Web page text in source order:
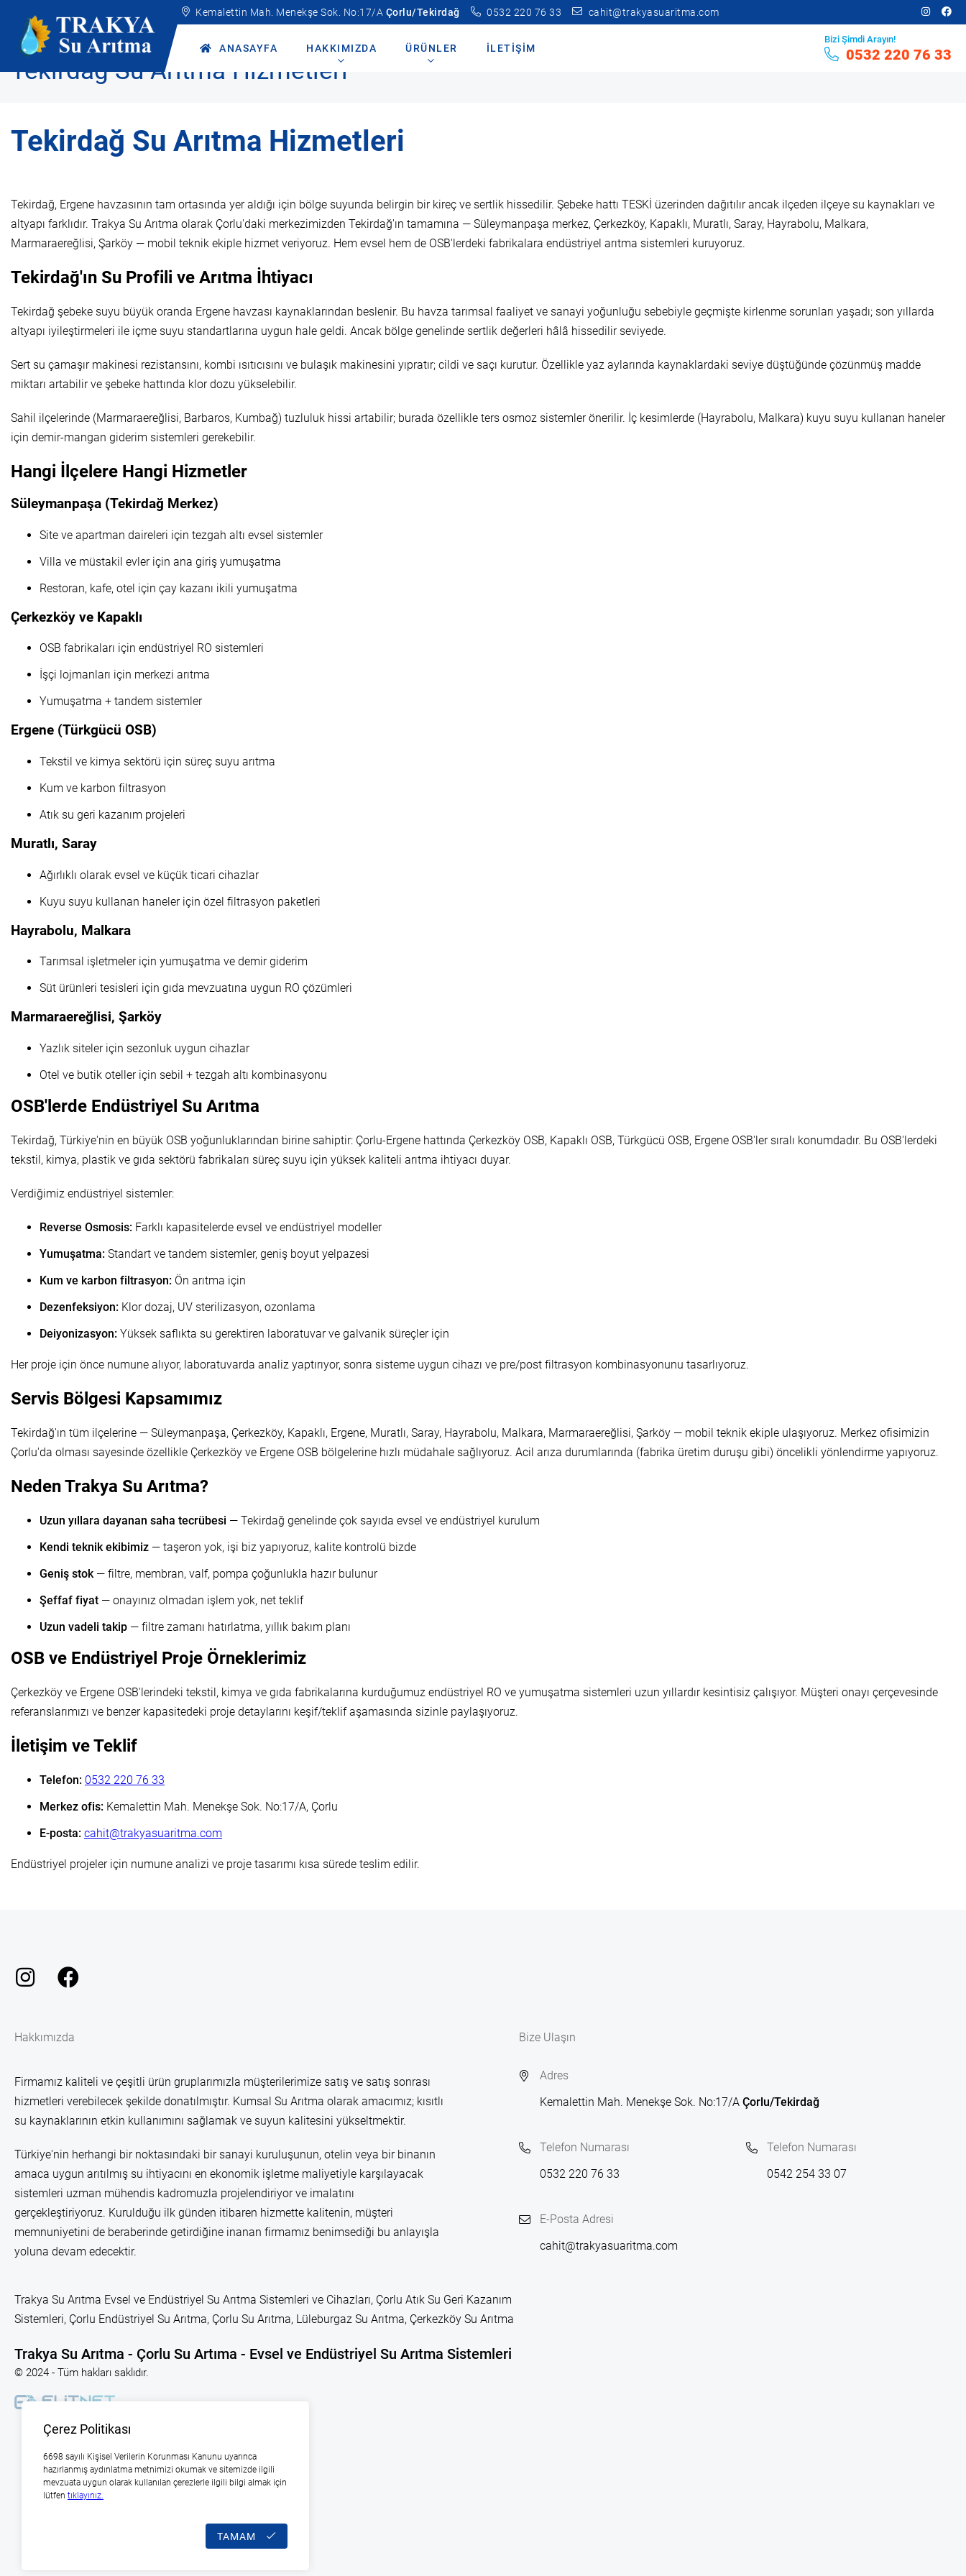
Kemalettin Mah. Menekşe Sok. No:17/A Çorlu/Tekirdağ 0532 220 76 33 cahit@trakyasuaritma.com
ANASAYFA HAKKIMIZDA ÜRÜNLER İLETIŞIM
Bizi Şimdi Arayın!
0532 220 76 33
Anasayfa Hakkımızda Tekirdağ Su Arıtma Hizmetleri
Tekirdağ Su Arıtma Hizmetleri
Tekirdağ Su Arıtma Hizmetleri
Tekirdağ, Ergene havzasının tam ortasında yer aldığı için bölge suyunda belirgin bir kireç ve sertlik hissedilir. Şebeke hattı TESKİ üzerinden dağıtılır ancak ilçeden ilçeye su kaynakları ve
altyapı farklıdır. Trakya Su Arıtma olarak Çorlu'daki merkezimizden Tekirdağ'ın tamamına — Süleymanpaşa merkez, Çerkezköy, Kapaklı, Muratlı, Saray, Hayrabolu, Malkara,
Marmaraereğlisi, Şarköy — mobil teknik ekiple hizmet veriyoruz. Hem evsel hem de OSB'lerdeki fabrikalara endüstriyel arıtma sistemleri kuruyoruz.
Tekirdağ'ın Su Profili ve Arıtma İhtiyacı
Tekirdağ şebeke suyu büyük oranda Ergene havzası kaynaklarından beslenir. Bu havza tarımsal faaliyet ve sanayi yoğunluğu sebebiyle geçmişte kirlenme sorunları yaşadı; son yıllarda
altyapı iyileştirmeleri ile içme suyu standartlarına uygun hale geldi. Ancak bölge genelinde sertlik değerleri hâlâ hissedilir seviyede.
Sert su çamaşır makinesi rezistansını, kombi ısıtıcısını ve bulaşık makinesini yıpratır; cildi ve saçı kurutur. Özellikle yaz aylarında kaynaklardaki seviye düştüğünde çözünmüş madde
miktarı artabilir ve şebeke hattında klor dozu yükselebilir.
Sahil ilçelerinde (Marmaraereğlisi, Barbaros, Kumbağ) tuzluluk hissi artabilir; burada özellikle ters osmoz sistemler önerilir. İç kesimlerde (Hayrabolu, Malkara) kuyu suyu kullanan haneler
için demir-mangan giderim sistemleri gerekebilir.
Hangi İlçelere Hangi Hizmetler
Süleymanpaşa (Tekirdağ Merkez)
Site ve apartman daireleri için tezgah altı evsel sistemler
Villa ve müstakil evler için ana giriş yumuşatma
Restoran, kafe, otel için çay kazanı ikili yumuşatma
Çerkezköy ve Kapaklı
OSB fabrikaları için endüstriyel RO sistemleri
İşçi lojmanları için merkezi arıtma
Yumuşatma + tandem sistemler
Ergene (Türkgücü OSB)
Tekstil ve kimya sektörü için süreç suyu arıtma
Kum ve karbon filtrasyon
Atık su geri kazanım projeleri
Muratlı, Saray
Ağırlıklı olarak evsel ve küçük ticari cihazlar
Kuyu suyu kullanan haneler için özel filtrasyon paketleri
Hayrabolu, Malkara
Tarımsal işletmeler için yumuşatma ve demir giderim
Süt ürünleri tesisleri için gıda mevzuatına uygun RO çözümleri
Marmaraereğlisi, Şarköy
Yazlık siteler için sezonluk uygun cihazlar
Otel ve butik oteller için sebil + tezgah altı kombinasyonu
OSB'lerde Endüstriyel Su Arıtma
Tekirdağ, Türkiye'nin en büyük OSB yoğunluklarından birine sahiptir: Çorlu-Ergene hattında Çerkezköy OSB, Kapaklı OSB, Türkgücü OSB, Ergene OSB'ler sıralı konumdadır. Bu OSB'lerdeki
tekstil, kimya, plastik ve gıda sektörü fabrikaları süreç suyu için yüksek kaliteli arıtma ihtiyacı duyar.
Verdiğimiz endüstriyel sistemler:
Reverse Osmosis: Farklı kapasitelerde evsel ve endüstriyel modeller
Yumuşatma: Standart ve tandem sistemler, geniş boyut yelpazesi
Kum ve karbon filtrasyon: Ön arıtma için
Dezenfeksiyon: Klor dozaj, UV sterilizasyon, ozonlama
Deiyonizasyon: Yüksek saflıkta su gerektiren laboratuvar ve galvanik süreçler için
Her proje için önce numune alıyor, laboratuvarda analiz yaptırıyor, sonra sisteme uygun cihazı ve pre/post filtrasyon kombinasyonunu tasarlıyoruz.
Servis Bölgesi Kapsamımız
Tekirdağ'ın tüm ilçelerine — Süleymanpaşa, Çerkezköy, Kapaklı, Ergene, Muratlı, Saray, Hayrabolu, Malkara, Marmaraereğlisi, Şarköy — mobil teknik ekiple ulaşıyoruz. Merkez ofisimizin
Çorlu'da olması sayesinde özellikle Çerkezköy ve Ergene OSB bölgelerine hızlı müdahale sağlıyoruz. Acil arıza durumlarında (fabrika üretim duruşu gibi) öncelikli yönlendirme yapıyoruz.
Neden Trakya Su Arıtma?
Uzun yıllara dayanan saha tecrübesi — Tekirdağ genelinde çok sayıda evsel ve endüstriyel kurulum
Kendi teknik ekibimiz — taşeron yok, işi biz yapıyoruz, kalite kontrolü bizde
Geniş stok— filtre, membran, valf, pompa çoğunlukla hazır bulunur
Şeffaf fiyat — onayınız olmadan işlem yok, net teklif
Uzun vadeli takip — filtre zamanı hatırlatma, yıllık bakım planı
OSB ve Endüstriyel Proje Örneklerimiz
Çerkezköy ve Ergene OSB'lerindeki tekstil, kimya ve gıda fabrikalarına kurduğumuz endüstriyel RO ve yumuşatma sistemleri uzun yıllardır kesintisiz çalışıyor. Müşteri onayı çerçevesinde
referanslarımızı ve benzer kapasitedeki proje detaylarını keşif/teklif aşamasında sizinle paylaşıyoruz.
İletişim ve Teklif
Telefon: 0532 220 76 33
Merkez ofis: Kemalettin Mah. Menekşe Sok. No:17/A, Çorlu
E-posta: cahit@trakyasuaritma.com
Endüstriyel projeler için numune analizi ve proje tasarımı kısa sürede teslim edilir.
Hakkımızda
Firmamız kaliteli ve çeşitli ürün gruplarımızla müşterilerimize satış ve satış sonrası
hizmetleri verebilecek şekilde donatılmıştır. Kumsal Su Arıtma olarak amacımız; kısıtlı
su kaynaklarının etkin kullanımını sağlamak ve suyun kalitesini yükseltmektir.
Türkiye'nin herhangi bir noktasındaki bir sanayi kuruluşunun, otelin veya bir binanın
amaca uygun arıtılmış su ihtiyacını en ekonomik işletme maliyetiyle karşılayacak
sistemleri uzman mühendis kadromuzla projelendiriyor ve imalatını
gerçekleştiriyoruz. Kurulduğu ilk günden itibaren hizmette kalitenin, müşteri
memnuniyetini de beraberinde getirdiğine inanan firmamız benimsediği bu anlayışla
yoluna devam edecektir.
Bize Ulaşın
Adres
Kemalettin Mah. Menekşe Sok. No:17/A Çorlu/Tekirdağ
Telefon Numarası
0532 220 76 33
Telefon Numarası
0542 254 33 07
E-Posta Adresi
cahit@trakyasuaritma.com
Trakya Su Arıtma Evsel ve Endüstriyel Su Arıtma Sistemleri ve Cihazları, Çorlu Atık Su Geri Kazanım
Sistemleri, Çorlu Endüstriyel Su Arıtma, Çorlu Su Arıtma, Lüleburgaz Su Arıtma, Çerkezköy Su Arıtma
Trakya Su Arıtma - Çorlu Su Artıma - Evsel ve Endüstriyel Su Arıtma Sistemleri
© 2024 - Tüm hakları saklıdır.
Çerez Politikası
6698 sayılı Kişisel Verilerin Korunması Kanunu uyarınca
hazırlanmış aydınlatma metnimizi okumak ve sitemizde ilgili
mevzuata uygun olarak kullanılan çerezlerle ilgili bilgi almak için
lütfen tıklayınız.
TAMAM